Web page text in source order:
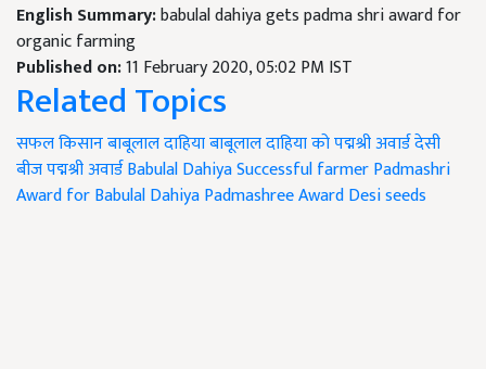
English Summary:babulal dahiya gets padma shri award for
organic farming
Published on:11 February 2020, 05:02 PM IST
Related Topics
सफल किसानबाबूलाल दाहियाबाबूलाल दाहिया को पद्मश्री अवार्डदेसी
बीजपद्मश्री अवार्डBabulal DahiyaSuccessful farmerPadmashri
Award for Babulal DahiyaPadmashree AwardDesi seeds